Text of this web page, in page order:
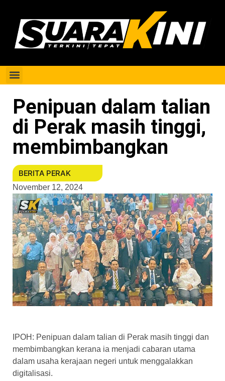
Penipuan dalam talian
di Perak masih tinggi,
membimbangkan
BERITA PERAK
November 12, 2024
IPOH: Penipuan dalam talian di Perak masih tinggi dan
membimbangkan kerana ia menjadi cabaran utama
dalam usaha kerajaan negeri untuk menggalakkan
digitalisasi.